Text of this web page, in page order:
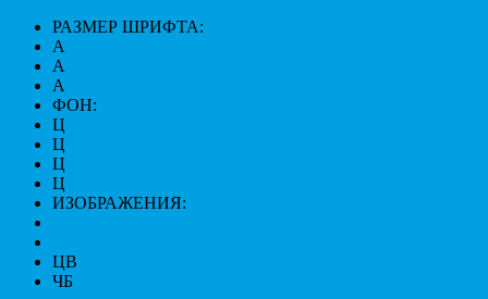
РАЗМЕР ШРИФТА:
A
A
A
ФОН:
Ц
Ц
Ц
Ц
ИЗОБРАЖЕНИЯ:
ЦВ
ЧБ